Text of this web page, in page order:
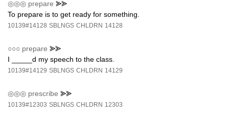
◎◎◎ prepare ⪢⪢
To prepare is to get ready for something.
10139#14128 SBLNGS CHLDRN 14128
○○○ prepare ⪢⪢
I _____d my speech to the class.
10139#14129 SBLNGS CHLDRN 14129
◎◎◎ prescribe ⪢⪢
10139#12303 SBLNGS CHLDRN 12303